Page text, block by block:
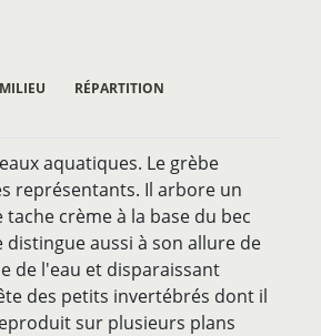
MILIEU
RÉPARTITION
aquatiques. Le grèbe
représentants. Il arbore un
crème à la base du bec
aussi à son allure de
de l'eau et disparaissant
des petits invertébrés dont il
sur plusieurs plans